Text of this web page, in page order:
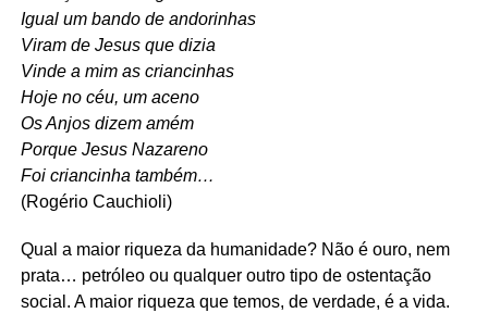
Igual um bando de andorinhas
Viram de Jesus que dizia
Vinde a mim as criancinhas
Hoje no céu, um aceno
Os Anjos dizem amém
Porque Jesus Nazareno
Foi criancinha também…
(Rogério Cauchioli)
Qual a maior riqueza da humanidade? Não é ouro, nem
prata… petróleo ou qualquer outro tipo de ostentação
social. A maior riqueza que temos, de verdade, é a vida.